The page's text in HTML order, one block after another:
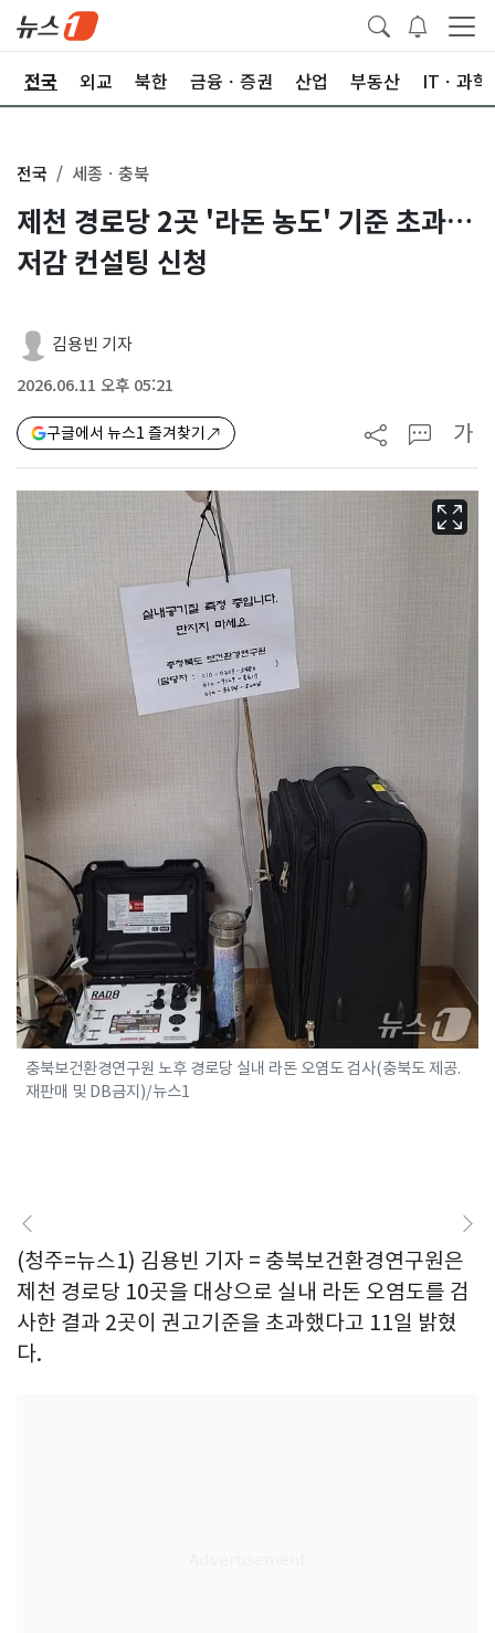
전국 외교 북한 금융ㆍ증권 산업 부동산 ITㆍ과학
전국 세종ㆍ충북
제천 경로당 2곳 '라돈 농도' 기준 초과…
저감 컨설팅 신청
김용빈 기자
2026.06.11 오후 05:21
구글에서 뉴스1 즐겨찾기 가
충북보건환경연구원 노후 경로당 실내 라돈 오염도 검사(충북도 제공.
재판매 및 DB금지)/뉴스1
(청주=뉴스1) 김용빈 기자 = 충북보건환경연구원은
제천 경로당 10곳을 대상으로 실내 라돈 오염도를 검
사한 결과 2곳이 권고기준을 초과했다고 11일 밝혔
다.